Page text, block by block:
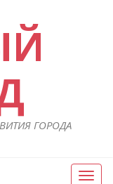
ГОРОДА
Вкл/